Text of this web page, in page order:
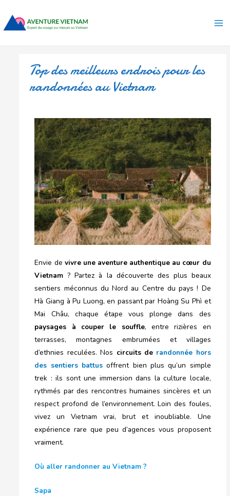
contenu
Top des meilleurs endrois pour les
randonnées au Vietnam
Envie de vivre une aventure authentique au cœur du
Vietnam ? Partez à la découverte des plus beaux
sentiers méconnus du Nord au Centre du pays ! De
Hà Giang à Pu Luong, en passant par Hoàng Su Phì et
Mai Châu, chaque étape vous plonge dans des
paysages à couper le souffle, entre rizières en
terrasses, montagnes embrumées et villages
d’ethnies reculées. Nos circuits de randonnée hors
des sentiers battus offrent bien plus qu’un simple
trek : ils sont une immersion dans la culture locale,
rythmés par des rencontres humaines sincères et un
respect profond de l’environnement. Loin des foules,
vivez un Vietnam vrai, brut et inoubliable. Une
expérience rare que peu d’agences vous proposent
vraiment.
Où aller randonner au Vietnam ?
Sapa